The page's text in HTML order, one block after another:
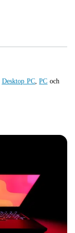
Desktop PC,PC och